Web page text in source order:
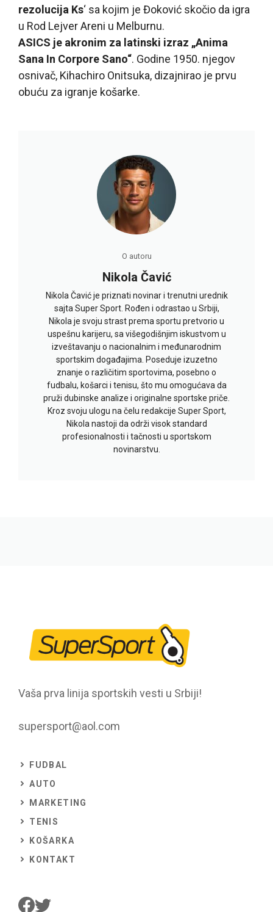
rezolucija Ks‘ sa kojim je Đoković skočio da igra
u Rod Lejver Areni u Melburnu.
ASICS je akronim za latinski izraz „Anima
Sana In Corpore Sano“. Godine 1950. njegov
osnivač, Kihachiro Onitsuka, dizajnirao je prvu
obuću za igranje košarke.
O autoru
Nikola Čavić
Nikola Čavić je priznati novinar i trenutni urednik
sajta Super Sport. Rođen i odrastao u Srbiji,
Nikola je svoju strast prema sportu pretvorio u
uspešnu karijeru, sa višegodišnjim iskustvom u
izveštavanju o nacionalnim i međunarodnim
sportskim događajima. Poseduje izuzetno
znanje o različitim sportovima, posebno o
fudbalu, košarci i tenisu, što mu omogućava da
pruži dubinske analize i originalne sportske priče.
Kroz svoju ulogu na čelu redakcije Super Sport,
Nikola nastoji da održi visok standard
profesionalnosti i tačnosti u sportskom
novinarstvu.
Vaša prva linija sportskih vesti u Srbiji!
supersport@aol.com
FUDBAL
AUTO
MARKETING
TENIS
KOŠARKA
KONTAKT